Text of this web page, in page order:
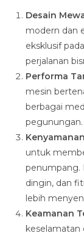
Desain
modern dan
eksklusif
perjalanan
Performa
mesin
berbagai
pegunungan.
untuk
penumpang.
dingin, dan
lebih
Keamanan
keselamatan